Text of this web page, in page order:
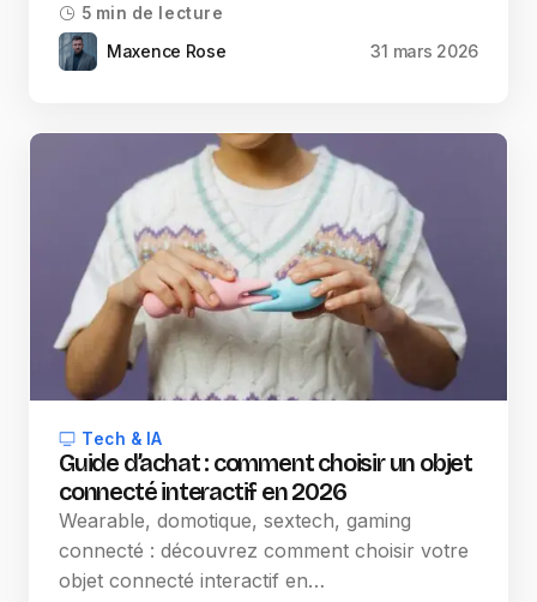
5 min de lecture
Maxence Rose 31 mars 2026
Tech & IA
Guide d’achat : comment choisir un objet
connecté interactif en 2026
Wearable, domotique, sextech, gaming
connecté : découvrez comment choisir votre
objet connecté interactif en…